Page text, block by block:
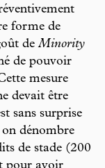
forme de
deMinority
de pouvoir
mesure
devait être
sans surprise
on dénombre
de stade (200